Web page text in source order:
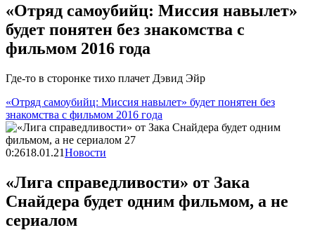
«Отряд самоубийц: Миссия навылет»
будет понятен без знакомства с
фильмом 2016 года
Где-то в сторонке тихо плачет Дэвид Эйр
«Отряд самоубийц: Миссия навылет» будет понятен без
знакомства с фильмом 2016 года
0:2618.01.21Новости
«Лига справедливости» от Зака
Снайдера будет одним фильмом, а не
сериалом